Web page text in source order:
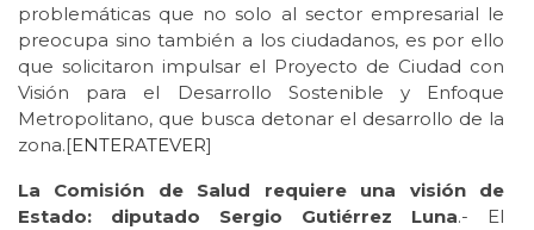
problemáticas que no solo al sector empresarial le
preocupa sino también a los ciudadanos, es por ello
que solicitaron impulsar el Proyecto de Ciudad con
Visión para el Desarrollo Sostenible y Enfoque
Metropolitano, que busca detonar el desarrollo de la
zona.[ENTERATEVER]
La Comisión de Salud requiere una visión de
Estado: diputado Sergio Gutiérrez Luna.- El